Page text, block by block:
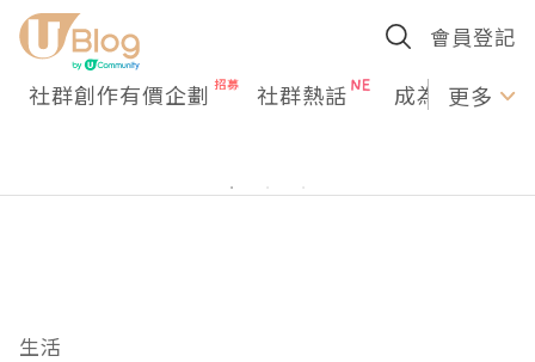
會員登記
社群創作有價企劃 社群熱話 成為U更多
生活